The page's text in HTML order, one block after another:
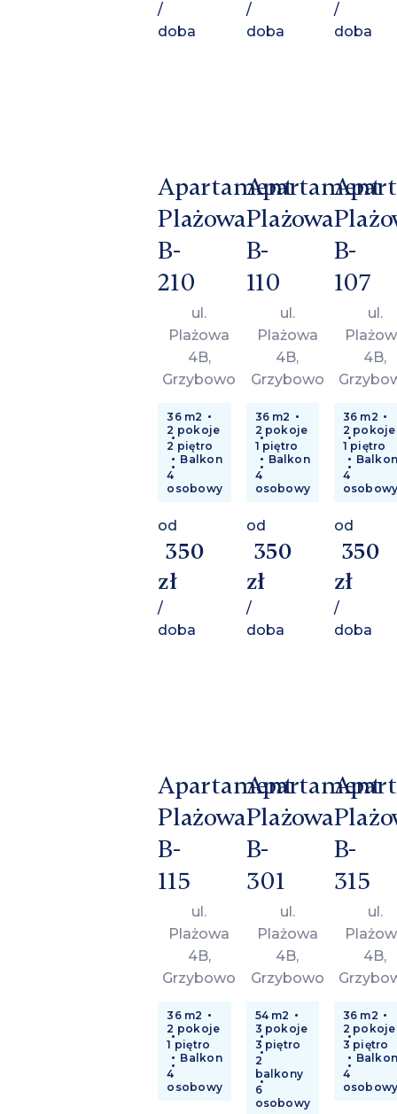
/
doba
/
doba
/
doba
Apartament
Plażowa
B-
210
ul.
Plażowa
4B,
Grzybowo
36 m2
2 pokoje
2 piętro
Balkon
4
osobowy
od
350
zł
/
doba
Apartament
Plażowa
B-
110
ul.
Plażowa
4B,
Grzybowo
36 m2
2 pokoje
1 piętro
Balkon
4
osobowy
od
350
zł
/
doba
B-
107
ul.
4B,
36 m2
2 pokoje
1 piętro
4
od
350
zł
/
doba
Apartament
Plażowa
B-
115
ul.
Plażowa
4B,
Grzybowo
36 m2
2 pokoje
1 piętro
Balkon
4
osobowy
Apartament
Plażowa
B-
301
ul.
Plażowa
4B,
Grzybowo
54 m2
3 pokoje
3 piętro
2
balkony
6
osobowy
B-
315
ul.
4B,
36 m2
2 pokoje
3 piętro
4